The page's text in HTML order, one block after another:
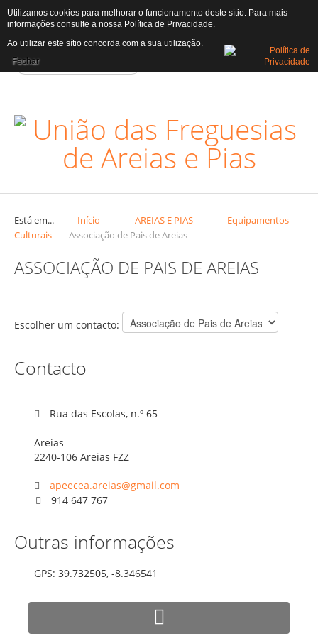
AUTARQUIA
Assembleia
Assembleia
Executivo
Editais
Executivo
Freguesia
Censos
Heráldica
Prestação de Contas
Eventos
Notícias
Sondagens
ZêzereTV
A Minha Rua
Está em... Início - AREIAS E PIAS - Equipamentos -
Culturais - Associação de Pais de Areias
ASSOCIAÇÃO DE PAIS DE AREIAS
Escolher um contacto:
Contacto
Rua das Escolas, n.º 65
Areias
2240-106 Areias FZZ
apeecea.areias@gmail.com
914 647 767
Outras informações
GPS: 39.732505, -8.346541
Utilizamos cookies para melhorar o funcionamento deste sítio. Para mais
informações consulte a nossa Política de Privacidade.
Ao utilizar este sítio concorda com a sua utilização.
Fechar